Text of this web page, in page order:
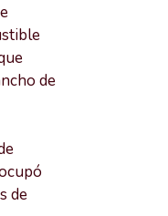
de
de